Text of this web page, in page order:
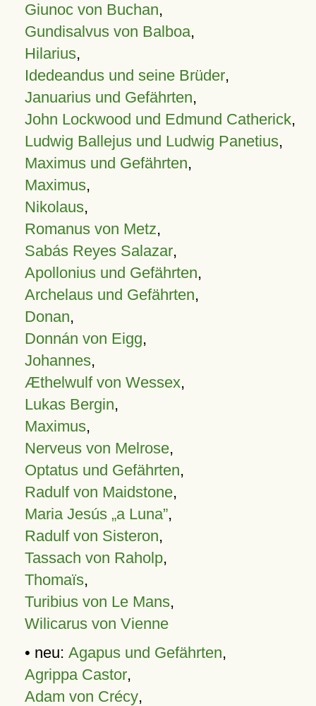
Giunoc von Buchan,
Gundisalvus von Balboa,
Hilarius,
Idedeandus und seine Brüder,
Januarius und Gefährten,
John Lockwood und Edmund Catherick,
Ludwig Ballejus und Ludwig Panetius,
Maximus und Gefährten,
Maximus,
Nikolaus,
Romanus von Metz,
Sabás Reyes Salazar,
Apollonius und Gefährten,
Archelaus und Gefährten,
Donan,
Donnán von Eigg,
Johannes,
Æthelwulf von Wessex,
Lukas Bergin,
Maximus,
Nerveus von Melrose,
Optatus und Gefährten,
Radulf von Maidstone,
Maria Jesús „a Luna”,
Radulf von Sisteron,
Tassach von Raholp,
Thomaïs,
Turibius von Le Mans,
Wilicarus von Vienne
• neu: Agapus und Gefährten,
Agrippa Castor,
Adam von Crécy,